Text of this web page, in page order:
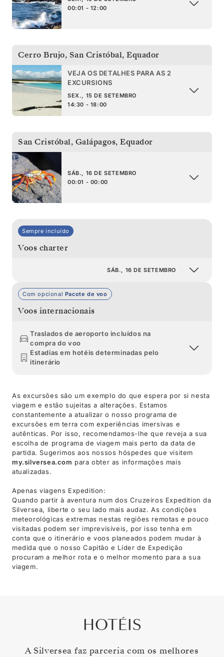
00:01 - 12:00
Cerro Brujo, San Cristóbal, Equador
VEJA OS DETALHES PARA AS 2
EXCURSIONS
SEX., 15 DE SETEMBRO
14:30 - 18:00
San Cristóbal, Galápagos, Equador
SÁB., 16 DE SETEMBRO
00:01 - 00:00
Sempre incluído
Voos charter
SÁB., 16 DE SETEMBRO
Com opcional Pacote de voo
Voos internacionais
Traslados de aeroporto incluídos na
compra do voo
Estadias em hotéis determinadas pelo
itinerário
As excursões são um exemplo do que espera por si nesta
viagem e estão sujeitas a alterações. Estamos
constantemente a atualizar o nosso programa de
excursões em terra com experiências imersivas e
autênticas. Por isso, recomendamos-lhe que reveja a sua
escolha de programa de viagem mais perto da data de
partida. Sugerimos aos nossos hóspedes que visitem
my.silversea.com para obter as informações mais
atualizadas.
Apenas viagens Expedition:
Quando partir à aventura num dos Cruzeiros Expedition da
Silversea, liberte o seu lado mais audaz. As condições
meteorológicas extremas nestas regiões remotas e pouco
visitadas podem ser imprevisíveis, por isso tenha em
conta que o itinerário e voos planeados podem mudar à
medida que o nosso Capitão e Líder de Expedição
procuram a melhor rota e o melhor momento para a sua
viagem.
HOTÉIS
A Silversea faz parceria com os melhores